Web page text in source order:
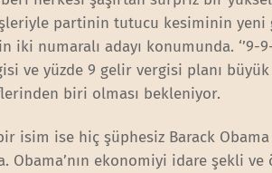
partinin tutucu kesiminin yeni
numaralı adayı konumunda. ‘’9-9-
ve yüzde 9 gelir vergisi planı
biri olması bekleniyor.
isim ise hiç şüphesiz Barack
ekonomiyi idare şekli ve